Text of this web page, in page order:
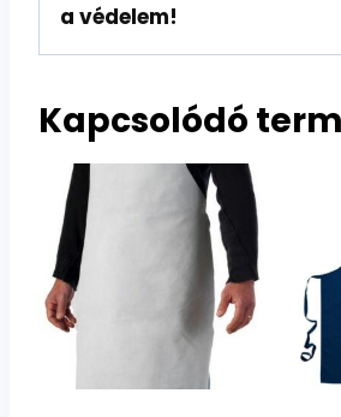
a védelem!
Kapcsolódó